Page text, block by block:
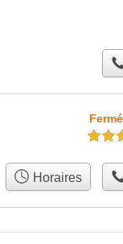
4,5
Horaires